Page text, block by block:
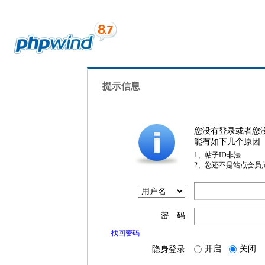
提示信息
您没有登录或者您
能有如下几个原因
1、帖子ID非法
2、您还不是站点会员
密 码
找回密码
隐身登录 开启 关闭